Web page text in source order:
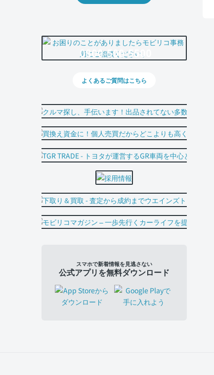
0800-500-5500
よくあるご質問はこちら
スマホで新着情報を見逃さない
公式アプリを無料ダウンロード